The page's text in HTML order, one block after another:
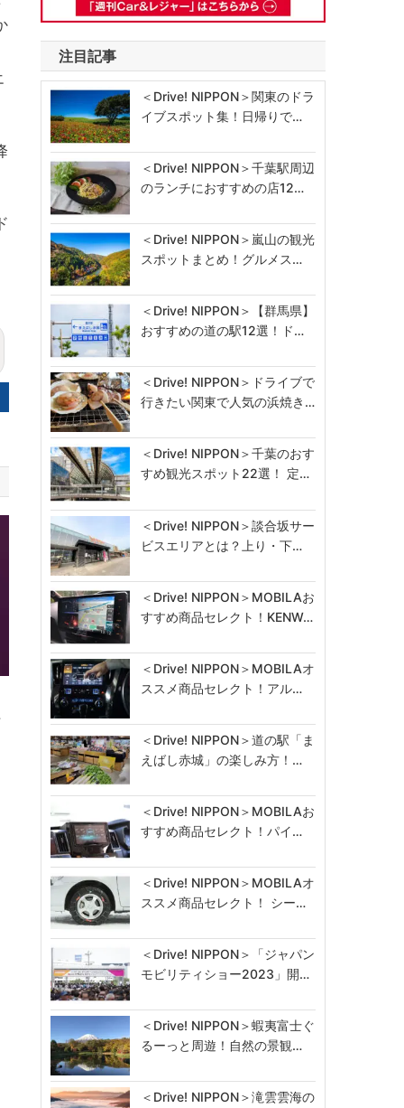
注目記事
＜Drive! NIPPON＞関東のドラ
イブスポット集！日帰りで…
＜Drive! NIPPON＞千葉駅周辺
のランチにおすすめの店12…
＜Drive! NIPPON＞嵐山の観光
スポットまとめ！グルメス…
＜Drive! NIPPON＞【群馬県】
おすすめの道の駅12選！ド…
＜Drive! NIPPON＞ドライブで
行きたい関東で人気の浜焼き…
＜Drive! NIPPON＞千葉のおす
すめ観光スポット22選！ 定…
＜Drive! NIPPON＞談合坂サー
ビスエリアとは？上り・下…
＜Drive! NIPPON＞MOBILAお
すすめ商品セレクト！KENW…
＜Drive! NIPPON＞MOBILAオ
ススメ商品セレクト！アル…
＜Drive! NIPPON＞道の駅「ま
えばし赤城」の楽しみ方！…
＜Drive! NIPPON＞MOBILAお
すすめ商品セレクト！パイ…
＜Drive! NIPPON＞MOBILAオ
ススメ商品セレクト！ シー…
＜Drive! NIPPON＞「ジャパン
モビリティショー2023」開…
＜Drive! NIPPON＞蝦夷富士ぐ
るーっと周遊！自然の景観…
＜Drive! NIPPON＞滝雲雲海の